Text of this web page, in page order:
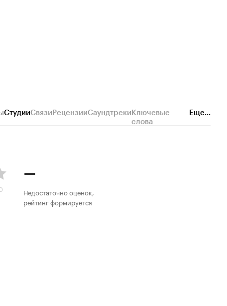
СтудииСвязиРецензииСаундтрекиКлючевые
слова
Еще...
–
Недостаточно оценок,
рейтинг формируется